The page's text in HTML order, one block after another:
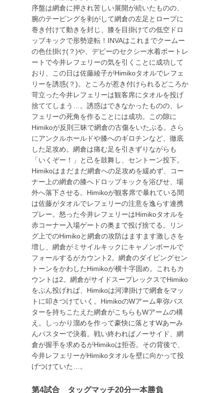
序盤は網倉に押され苦しい展開が続いたものの、
腕のテーピングを剥がして網倉の左足とロープに
巻き付けて動きを封じ、膝を目掛けての低空ドロ
ップキックで形勢逆転！INVAはこれまでクームー
の色仕掛け(？)や、デビーのセクシー水着ポートレ
ートで今井レフェリーの気を引くことに成功して
おり、この日は佐藤綾子がHimikoタオルでレフェ
リーを誘惑(？)。ところが惹き付けられるどころか
苛立った今井レフェリーは観客席にタオルを投げ
捨ててしまう…。誘惑はできなかったものの、レ
フェリーの死角を作ることには成功。この隙に
Himikoが反則三昧で網倉の古傷をいたぶる。さら
にアンクルホールドや膝へのギロチンなど、徹底
した足攻め。網倉は痛む足を引きずりながらも
「いくぞー！」と己を鼓舞し、セントーン投下。
Himikoはまだまだ網倉への足攻めを緩めず、コー
ナー上の網倉の膝へドロップキックを浴びせ、場
外へ落下させる。Himikoが観客席で暴れている間
は佐藤がタオルでレフェリーの注意を逸らす連携
プレー。怒った今井レフェリーはHimikoタオルを
赤コーナー入場ゲートの奥まで投げ捨てる。リン
グ上でのHimikoと網倉の攻防はますます激しさを
増し、網倉がミサイルキックにキャノンボールで
フォールするがカウント2。網倉のダイビングセン
トーンをかわしたHimikoが横十字固め。これもカ
ウントは2。網倉がサイドスープレックスでHimiko
をぶん投げれば、Himikoは河津掛けで網倉をマッ
トに叩きつけていく。HimikoのWアーム卑弥バス
ターを持ちこたえた網倉がこちらもWアームの構
え。しっかり溜めを作って豪快に落とすWあーみ
んバスターで決着。戦い終わればノーサイド、網
倉が握手を求めるがHimikoは拒否。その背後で、
今井レフェリーがHimikoタオルを壁に向かって投
げつけていた…。
第4試合 タッグマッチ20分一本勝負